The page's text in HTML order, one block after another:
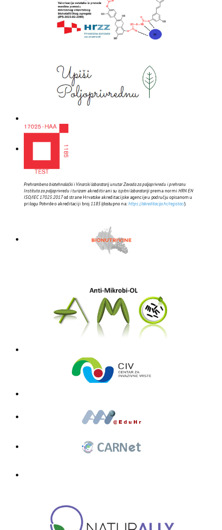
Prehrambeno biotehnološki i Vinarski laboratorij unutar Zavoda za poljoprivredu i prehranu
Instituta za poljoprivredu i turizam akreditirani su ispitni laboratorijiprema normi HRN EN
ISO/IEC 17025:2017od strane Hrvatske akreditacijske agencije u području opisanom u
prilogu Potvrde o akreditaciji broj 1185(dostupno na:https://akreditacija.hr/registar/).